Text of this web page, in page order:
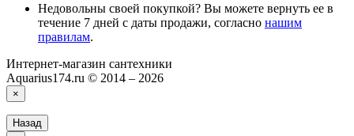
Недовольны своей покупкой? Вы можете вернуть ее в
течение 7 дней с даты продажи, согласно нашим
правилам.
Интернет-магазин сантехники
Aquarius174.ru © 2014 – 2026
×
Назад